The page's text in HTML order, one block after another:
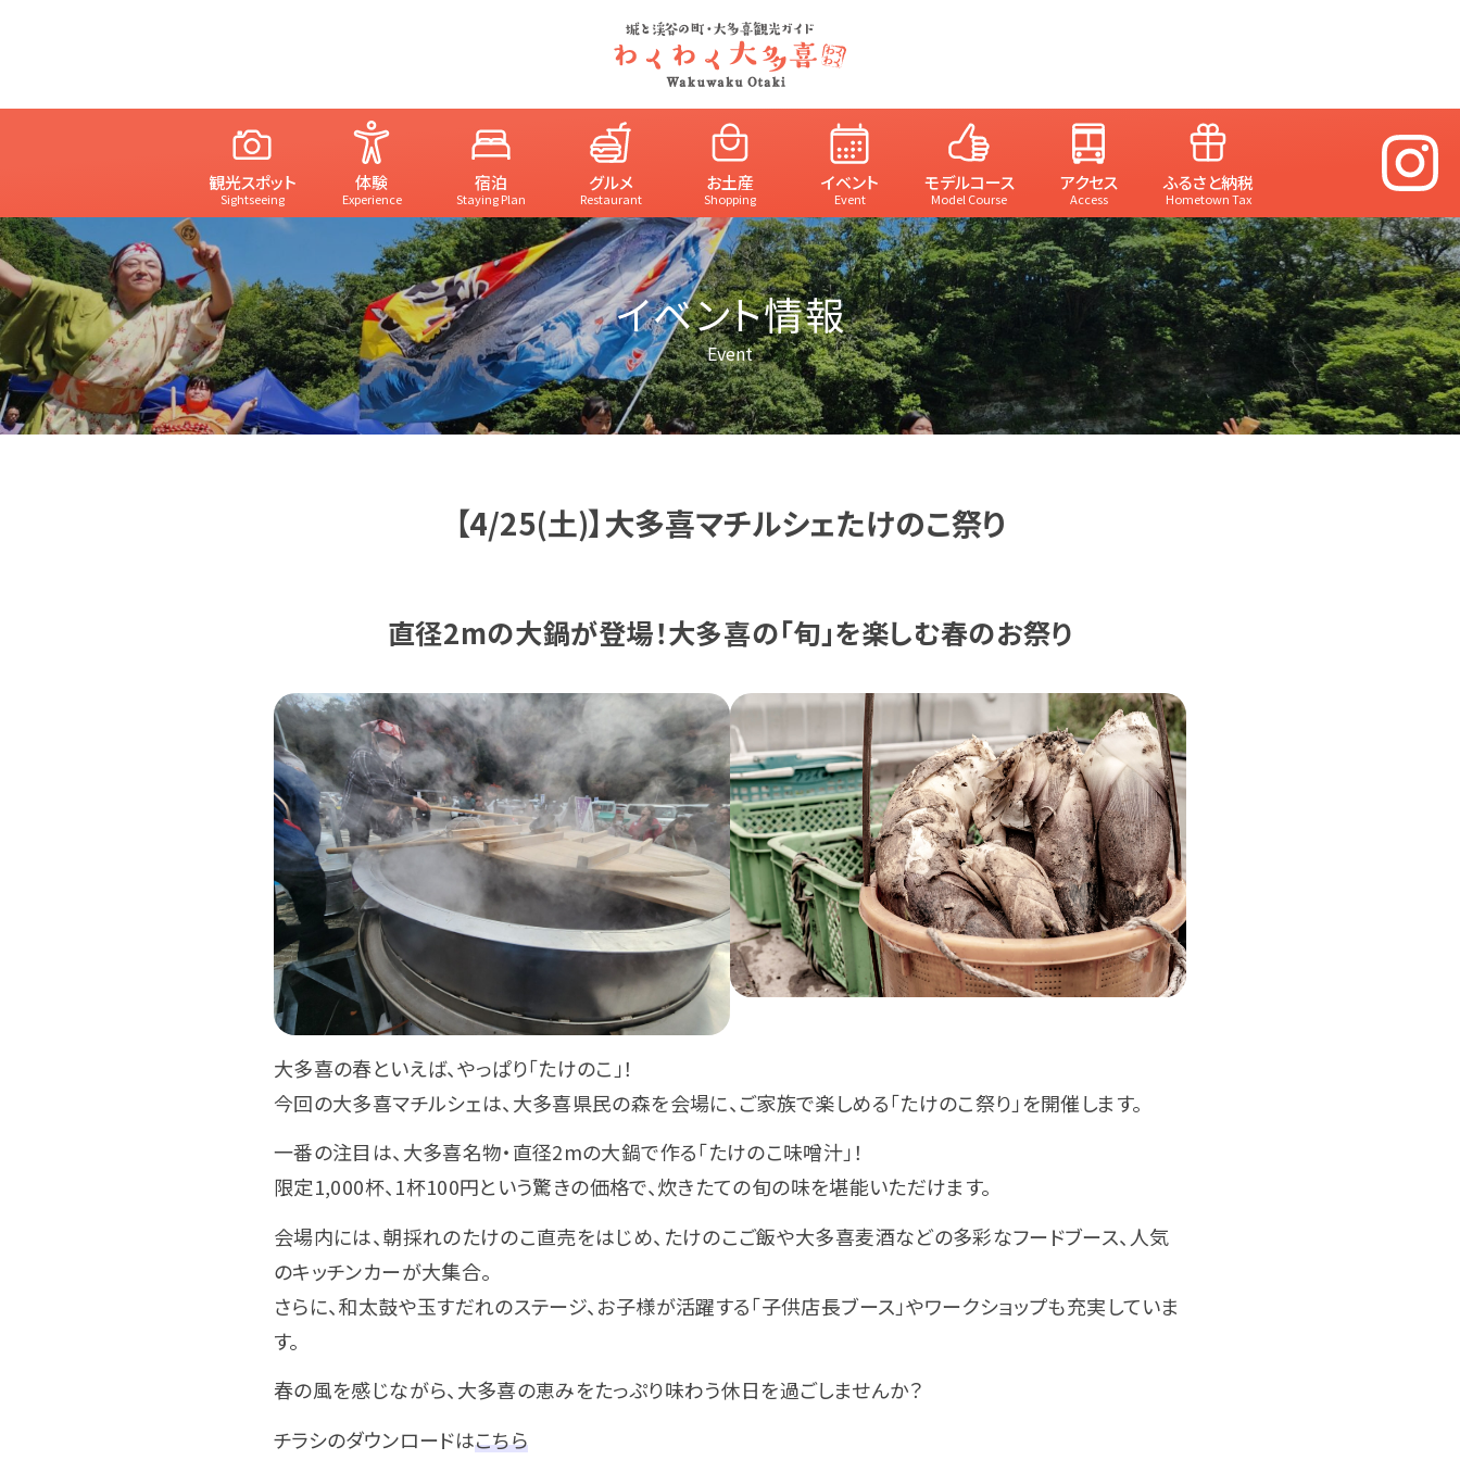
観光スポット
Sightseeing
体験
Experience
宿泊
Staying Plan
グルメ
Restaurant
お土産
Shopping
イベント
Event
モデルコース
Model Course
アクセス
Access
ふるさと納税
Hometown Tax
イベント情報
Event
【4/25(土)】大多喜マチルシェたけのこ祭り
直径2mの大鍋が登場！大多喜の「旬」を楽しむ春のお祭り
大多喜の春といえば、やっぱり「たけのこ」！
今回の大多喜マチルシェは、大多喜県民の森を会場に、ご家族で楽しめる「たけのこ祭り」を開催します。
一番の注目は、大多喜名物・直径2mの大鍋で作る「たけのこ味噌汁」！
限定1,000杯、1杯100円という驚きの価格で、炊きたての旬の味を堪能いただけます。
会場内には、朝採れのたけのこ直売をはじめ、たけのこご飯や大多喜麦酒などの多彩なフードブース、人気
のキッチンカーが大集合。
さらに、和太鼓や玉すだれのステージ、お子様が活躍する「子供店長ブース」やワークショップも充実していま
す。
春の風を感じながら、大多喜の恵みをたっぷり味わう休日を過ごしませんか？
チラシのダウンロードはこちら